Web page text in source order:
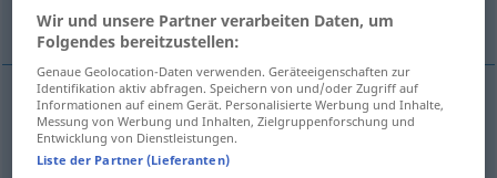
aus persönlichen Gründen...
Beispiele
convenances pl
Wir und unsere Partner verarbeiten Daten, um
Folgendes bereitzustellen:
Genaue Geolocation-Daten verwenden. Geräteeigenschaften zur
Identifikation aktiv abfragen. Speichern von und/oder Zugriff auf
Informationen auf einem Gerät. Personalisierte Werbung und Inhalte,
Messung von Werbung und Inhalten, Zielgruppenforschung und
Entwicklung von Dienstleistungen.
Liste der Partner (Lieferanten)